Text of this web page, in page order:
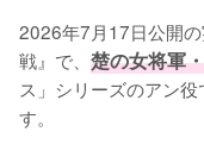
2026年7月17日公開
戦』で、 楚の女将軍
ス」シリーズのアン
す。